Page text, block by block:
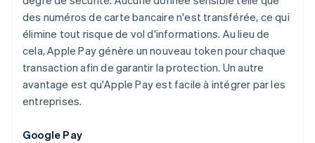
des numéros de carte bancaire n'est transférée, ce qui
élimine tout risque de vol d'informations. Au lieu de
cela, Apple Pay génère un nouveau token pour chaque
transaction afin de garantir la protection. Un autre
avantage est qu'Apple Pay est facile à intégrer par les
entreprises.
Google Pay